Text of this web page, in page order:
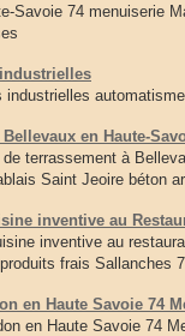
Savoie 74 menuiserie
en Haute-
terrassement à
Saint Jeoire béton
inventive au
inventive au
frais Sallanches
en Haute Savoie 74
en Haute Savoie 74